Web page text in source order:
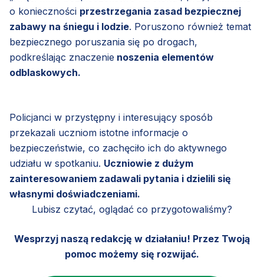
o konieczności przestrzegania zasad bezpiecznej
zabawy na śniegu i lodzie. Poruszono również temat
bezpiecznego poruszania się po drogach,
podkreślając znaczenie noszenia elementów
odblaskowych.
Policjanci w przystępny i interesujący sposób
przekazali uczniom istotne informacje o
bezpieczeństwie, co zachęciło ich do aktywnego
udziału w spotkaniu. Uczniowie z dużym
zainteresowaniem zadawali pytania i dzielili się
własnymi doświadczeniami.
Lubisz czytać, oglądać co przygotowaliśmy?
Wesprzyj naszą redakcję w działaniu! Przez Twoją
pomoc możemy się rozwijać.